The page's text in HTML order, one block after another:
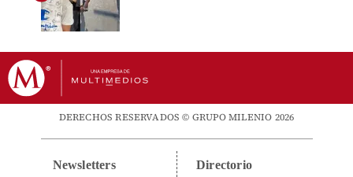
DERECHOS RESERVADOS © GRUPO MILENIO 2026
Newsletters Directorio